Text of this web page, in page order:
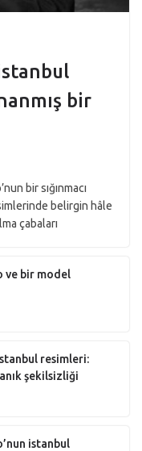
bir
bir sığınmacı
belirgin hâle
çabaları
ve bir model
resimleri:
şekilsizliği
istanbul